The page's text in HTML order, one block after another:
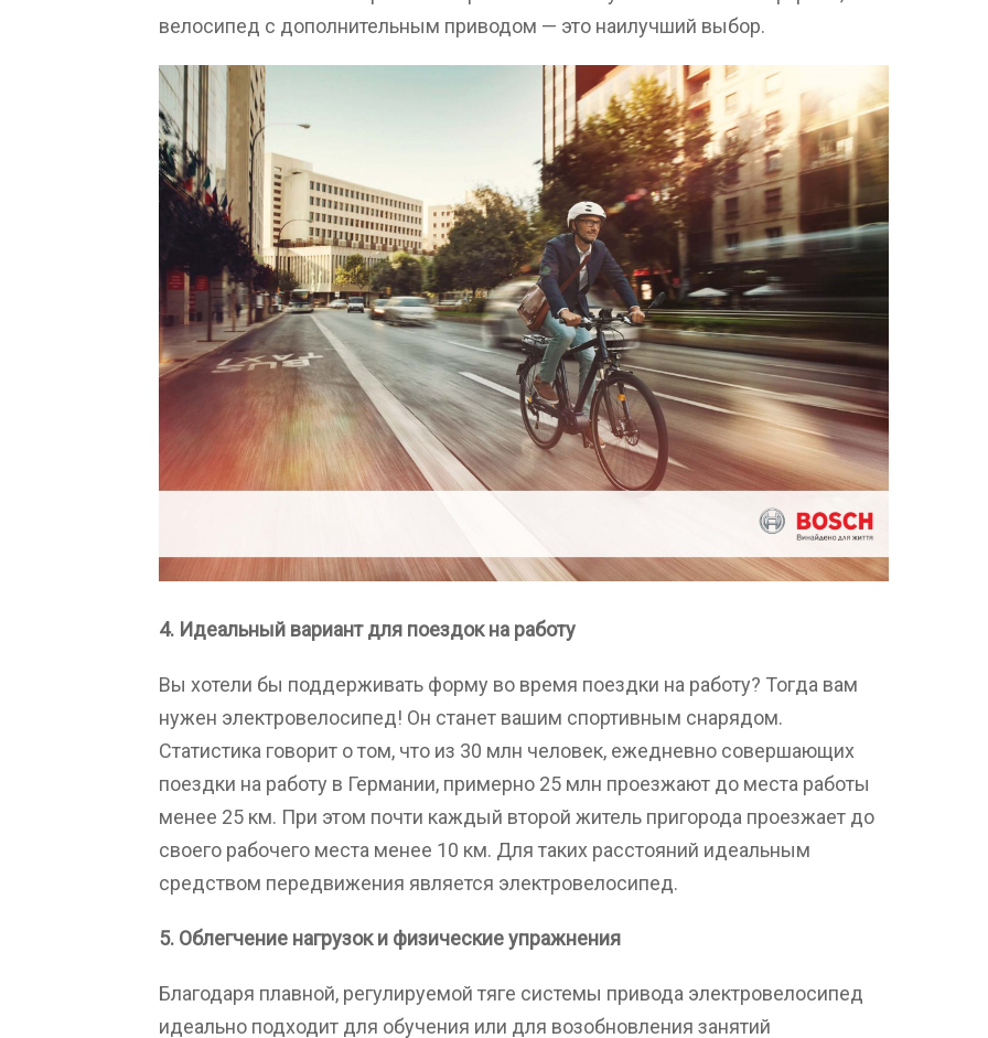
велосипед с дополнительным приводом — это наилучший выбор.
4. Идеальный вариант для поездок на работу
Вы хотели бы поддерживать форму во время поездки на работу? Тогда вам
нужен электровелосипед! Он станет вашим спортивным снарядом.
Статистика говорит о том, что из 30 млн человек, ежедневно совершающих
поездки на работу в Германии, примерно 25 млн проезжают до места работы
менее 25 км. При этом почти каждый второй житель пригорода проезжает до
своего рабочего места менее 10 км. Для таких расстояний идеальным
средством передвижения является электровелосипед.
5. Облегчение нагрузок и физические упражнения
Благодаря плавной, регулируемой тяге системы привода электровелосипед
идеально подходит для обучения или для возобновления занятий